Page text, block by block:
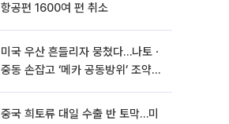
항공편 1600여 편 취소
미국 우산 흔들리자 뭉쳤다…나토ㆍ
중동 손잡고 ‘메카 공동방위’ 조약
중국 희토류 대일 수출 반 토막…미